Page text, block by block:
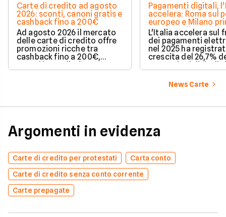
Carte di credito ad agosto
2026: sconti, canoni gratis e
cashback fino a 200€
Ad agosto 2026 il mercato
delle carte di credito offre
promozioni ricche tra
cashback fino a 200€,
sconti immediati e
azzeramento del canone.
Pagamenti digitali,
accelera: Roma sul
europeo e Milano
spesa media
L'Italia accelera sul
dei pagamenti
nel 2025 ha
crescita del 26,7%
transazioni digitali.
conquista il terzo
Europa per
delle operazioni
delle città più
acquisti effettuati
contanti. Il
più piccole e il Sud
Scopri come e
News Carte
Argomenti in evidenza
Carte di credito per protestati
Carta conto
Carte di credito senza conto corrente
Carte prepagate